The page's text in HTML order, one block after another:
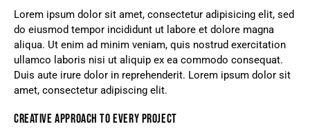
Lorem ipsum dolor sit amet, consectetur adipisicing elit, sed
do eiusmod tempor incididunt ut labore et dolore magna
aliqua. Ut enim ad minim veniam, quis nostrud exercitation
ullamco laboris nisi ut aliquip ex ea commodo consequat.
Duis aute irure dolor in reprehenderit. Lorem ipsum dolor sit
amet, consectetur adipiscing elit.
CREATIVE APPROACH TO EVERY PROJECT